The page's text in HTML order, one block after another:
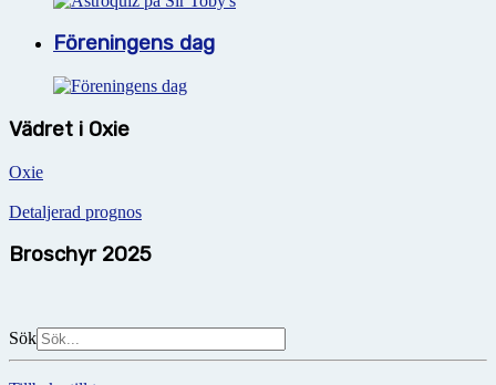
Föreningens dag
Vädret i Oxie
Oxie
Detaljerad prognos
Broschyr 2025
Sök